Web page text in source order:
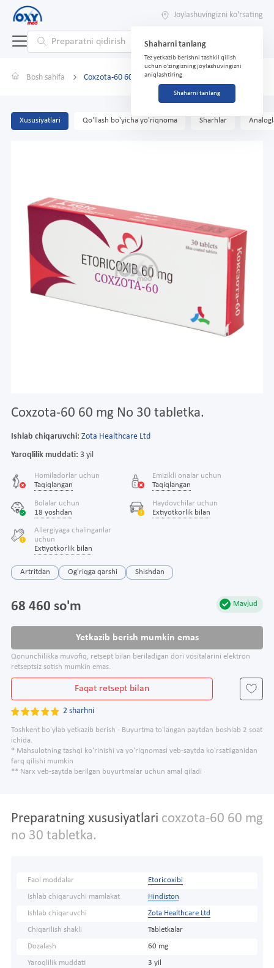
Joylashuvingizni ko'rsating
Shaharni tanlang
Tez yetkazib berishni tashkil qilish
uchun o'zingizning joylashuvingizni
aniqlashtiring
Shaharni tanlang
Bosh sahifa Coxzota-60 60 mg No 30 tabletka.
Xususiyatlari Qo'llash bo'yicha yo'riqnoma Sharhlar
Coxzota-60 60 mg No 30 tabletka.
Ishlab chiqaruvchi: Zota Healthcare Ltd
Yaroqlilik muddati: 3 yil
Homiladorlar uchun
Taqiqlangan
Emizikli onalar uchun
Taqiqlangan
Bolalar uchun
18 yoshdan
Haydovchilar uchun
Extiyotkorlik bilan
Allergiyaga chalinganlar
uchun
Extiyotkorlik bilan
Artritdan Og'riqga qarshi Shishdan
Mavjud
68 460 so'm
Yetkazib berish mumkin emas
Qonunchilikka muvofiq, retsept bilan beriladigan dori vositalarini elektron
retseptsiz sotish mumkin emas.
Faqat retsept bilan
2 sharhni
Toshkent bo'ylab yetkazib berish - Buyurtma to'langan paytdan boshlab 2 soat
ichida.
* Mahsulotning tashqi ko'rinishi va yo'riqnomasi veb-saytda ko'rsatilganidan
farq qilishi mumkin
** Narx veb-saytda berilgan buyurtmalar uchun amal qiladi
Preparatning xususiyatlari coxzota-60 60 mg
no 30 tabletka.
Faol moddalar Etoricoxibi
Ishlab chiqaruvchi mamlakat Hindiston
Ishlab chiqaruvchi Zota Healthcare Ltd
Chiqarilish shakli Tabletkalar
Dozalash 60 mg
Yaroqlilik muddati 3 yil